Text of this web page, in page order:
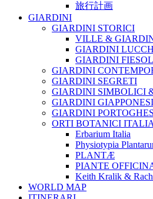
旅行計画
GIARDINI
GIARDINI STORICI
VILLE &
GIARDINI
GIARDINI
GIARDINI
GIARDINI SEGRETI
GIARDINI SIMBOLICI
GIARDINI GIAPPONESI
GIARDINI
ORTI BOTANICI
Erbarium Italia
Physiotypia
PLANTÆ
PIANTE
Keith Kralik &
WORLD MAP